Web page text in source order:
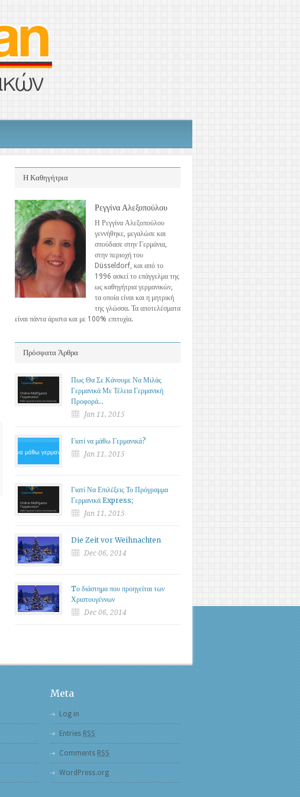
Η Καθηγήτρια
Ρεγγίνα Αλεξοπούλου
Η Ρεγγίνα Αλεξοπούλου
γεννήθηκε, μεγαλώσε και
σπούδασε στην Γερμάνια,
στην περιοχή του
Düsseldorf, και από το
1996 ασκεί το επάγγελμα της
ως καθηγήτρια γερμανικών,
τα οποία είναι και η μητρική
της γλώσσα. Τα αποτελέσματα
είναι πάντα άριστα και με 100% επιτυχία.
Πρόσφατα Άρθρα
Πως Θα Σε Κάνουμε Να Μιλάς
Γερμανικά Με Τέλεια Γερμανική
Προφορά…
Jan 11, 2015
Γιατί να μάθω Γερμανικά?
Jan 11, 2015
Γιατί Να Επιλέξεις Το Πρόγραμμα
Γερμανικά Express;
Jan 11, 2015
Die Zeit vor Weihnachten
Dec 06, 2014
Tο διάστημα που προηγείται των
Χριστουγέννων
Dec 06, 2014
Meta
Log in
Entries RSS
Comments RSS
WordPress.org